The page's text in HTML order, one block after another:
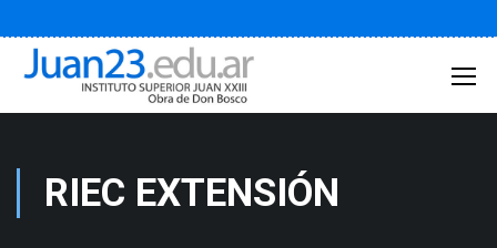
RIEC EXTENSIÓN